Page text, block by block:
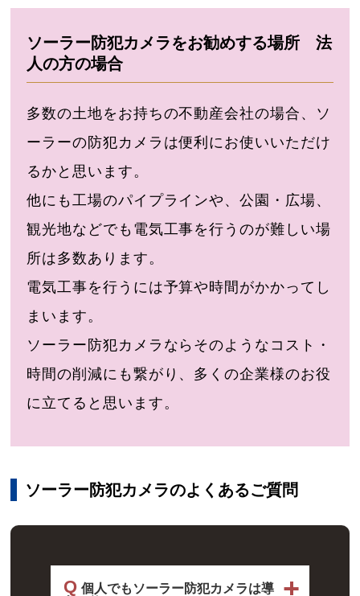
ソーラー防犯カメラをお勧めする場所 法
人の方の場合
多数の土地をお持ちの不動産会社の場合、ソ
ーラーの防犯カメラは便利にお使いいただけ
るかと思います。
他にも工場のパイプラインや、公園・広場、
観光地などでも電気工事を行うのが難しい場
所は多数あります。
電気工事を行うには予算や時間がかかってし
まいます。
ソーラー防犯カメラならそのようなコスト・
時間の削減にも繋がり、多くの企業様のお役
に立てると思います。
ソーラー防犯カメラのよくあるご質問
Q 個人でもソーラー防犯カメラは導